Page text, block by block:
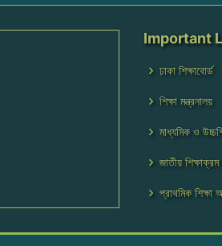
Important
ঢাকা শিক্ষাবোর্ড
শিক্ষা মন্ত্রনালয়
মাধ্যমিক ও
জাতীয়
প্রাথমিক শিক্ষা